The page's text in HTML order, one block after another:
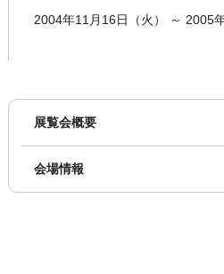
2004年11月16日（火） ～ 2005
展覧会概要
会場情報